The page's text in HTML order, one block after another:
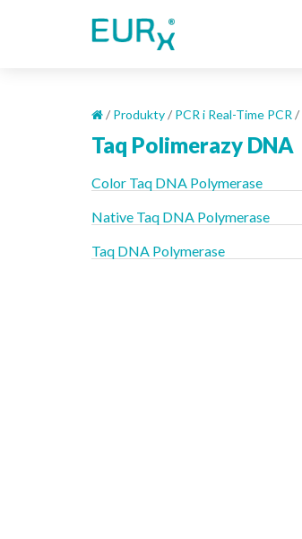
/ Produkty/ PCR i Real-Time PCR /
Taq Polimerazy DNA
Color Taq DNA Polymerase
Native Taq DNA Polymerase
Taq DNA Polymerase